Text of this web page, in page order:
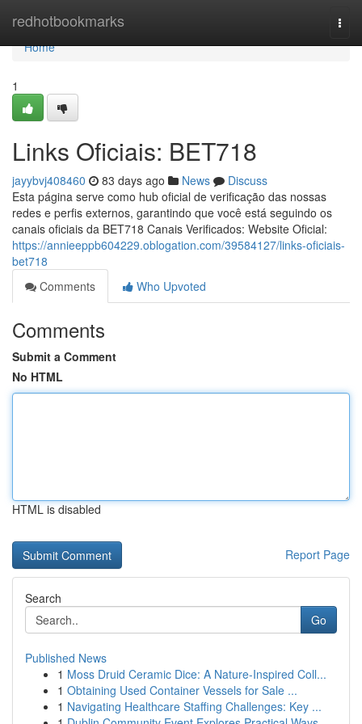
redhotbookmarks
Home
Home
1
Links Oficiais: BET718
jayybvj408460 83 days ago News
Discuss
Esta página serve como hub oficial de verificação das nossas
redes e perfis externos, garantindo que você está seguindo os
canais oficiais da BET718 Canais Verificados: Website Oficial:
https://annieeppb604229.oblogation.com/39584127/links-oficiais-
bet718
Comments
Who Upvoted
Comments
Submit a Comment
No HTML
HTML is disabled
Report Page
Search
Go
Published News
1 Moss Druid Ceramic Dice: A Nature-Inspired Coll...
1 Obtaining Used Container Vessels for Sale ...
1 Navigating Healthcare Staffing Challenges: Key ...